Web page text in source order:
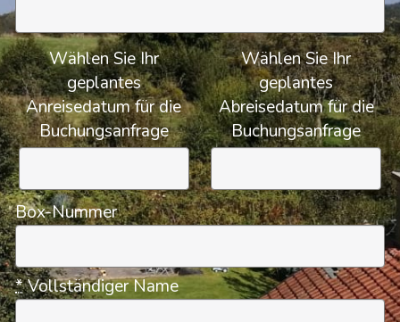
Wählen Sie Ihr
geplantes
Anreisedatum für die
Buchungsanfrage
Wählen Sie Ihr
geplantes
Abreisedatum für die
Buchungsanfrage
Box-Nummer
*Vollständiger Name